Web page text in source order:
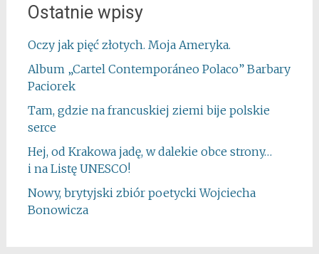
Ostatnie wpisy
Oczy jak pięć złotych. Moja Ameryka.
Album „Cartel Contemporáneo Polaco” Barbary
Paciorek
Tam, gdzie na francuskiej ziemi bije polskie
serce
Hej, od Krakowa jadę, w dalekie obce strony…
i na Listę UNESCO!
Nowy, brytyjski zbiór poetycki Wojciecha
Bonowicza